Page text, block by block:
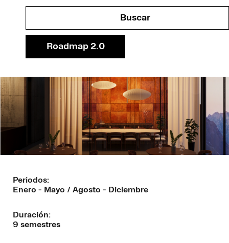
Buscar
Roadmap 2.0
Docentes
Blog
Periodos:
Enero - Mayo / Agosto - Diciembre
Duración:
9 semestres